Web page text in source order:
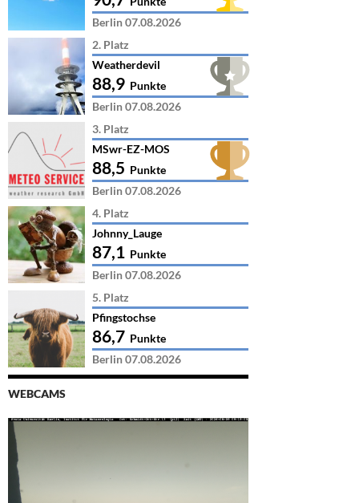
Berlin 07.08.2026
2. Platz
Weatherdevil
88,9 Punkte
Berlin 07.08.2026
3. Platz
MSwr-EZ-MOS
88,5 Punkte
Berlin 07.08.2026
4. Platz
Johnny_Lauge
87,1 Punkte
Berlin 07.08.2026
5. Platz
Pfingstochse
86,7 Punkte
Berlin 07.08.2026
WEBCAMS